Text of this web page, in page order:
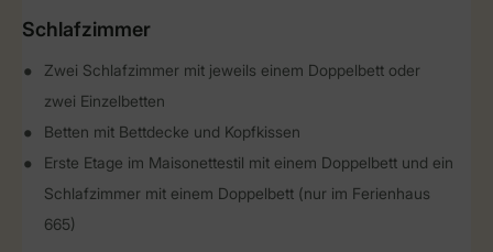
Schlafzimmer
Zwei Schlafzimmer mit jeweils einem Doppelbett oder
zwei Einzelbetten
Betten mit Bettdecke und Kopfkissen
Erste Etage im Maisonettestil mit einem Doppelbett und ein
Schlafzimmer mit einem Doppelbett (nur im Ferienhaus
665)